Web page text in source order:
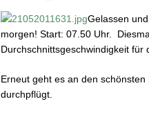
Gelassen
morgen! Start: 07.50 Uhr.
Durchschnittsgeschwindigkeit
Erneut geht es an den
durchpflügt.